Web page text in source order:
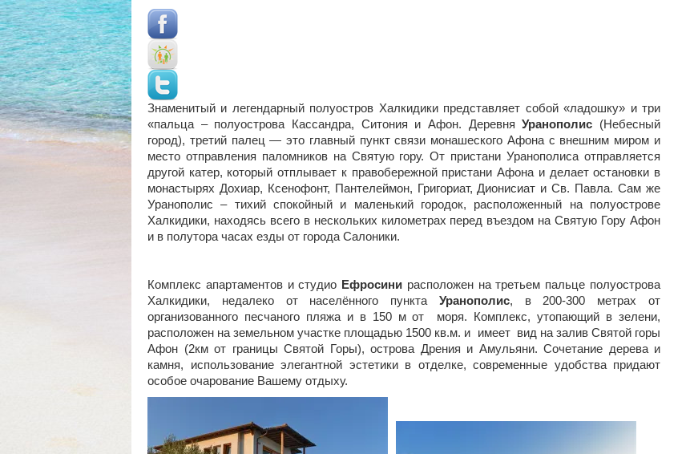
Ефросини
Знаменитый и легендарный полуостров Халкидики представляет собой «ладошку» и три
«пальца – полуострова Кассандра, Ситония и Афон. ДеревняУранополис (Небесный
город), третий палец — это главный пункт связи монашеского Афона с внешним миром и
место отправления паломников на Святую гору. От пристани Уранополиса отправляется
другой катер, который отплывает к правобережной пристани Афона и делает остановки в
монастырях Дохиар, Ксенофонт, Пантелеймон, Григориат, Дионисиат и Св. Павла. Сам же
Уранополис – тихий спокойный и маленький городок, расположенный на полуострове
Халкидики, находясь всего в нескольких километрах перед въездом на Святую Гору Афон
и в полутора часах езды от города Салоники.
Комплекс апартаментов и студио Ефросини расположен на третьем пальце полуострова
Халкидики, недалеко от населённого пункта Уранополис, в 200-300 метрах от
организованного песчаного пляжа и в 150 м от моря. Комплекс, утопающий в зелени,
расположен на земельном участке площадью 1500 кв.м. и имеет вид на залив Святой горы
Афон (2км от границы Святой Горы), острова Дрения и Амульяни. Сочетание дерева и
камня, использование элегантной эстетики в отделке, современные удобства придают
особое очарование Вашему отдыху.